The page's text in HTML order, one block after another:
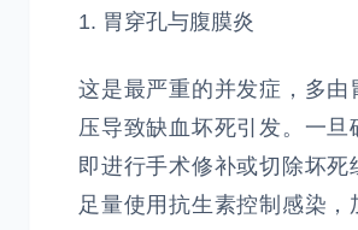
1. 胃穿孔与腹膜炎
这是最严重的并发症，多由
压导致缺血坏死引发。一旦
即进行手术修补或切除坏死
足量使用抗生素控制感染，